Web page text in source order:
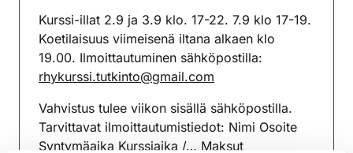
Kurssi-illat 2.9 ja 3.9 klo. 17-22. 7.9 klo 17-19.
Koetilaisuus viimeisenä iltana alkaen klo
19.00. Ilmoittautuminen sähköpostilla:
rhykurssi.tutkinto@gmail.com
Vahvistus tulee viikon sisällä sähköpostilla.
Tarvittavat ilmoittautumistiedot: Nimi Osoite
Syntymäaika Kurssiaika /… Maksut